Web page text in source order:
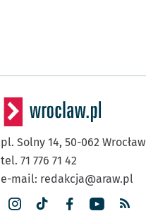
pl. Solny 14, 50-062 Wrocław
tel. 71 776 71 42
e-mail: redakcja@araw.pl